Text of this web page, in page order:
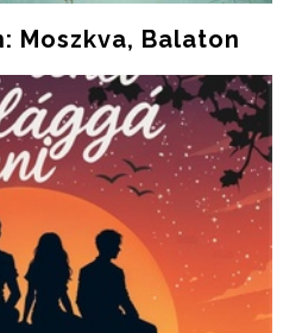
Moszkva, Balaton